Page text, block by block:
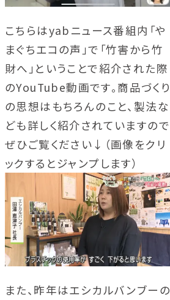
こちらはyabニュース番組内「や
まぐちエコの声」で「竹害から竹
財へ」ということで紹介された際
のYouTube動画です。商品づくり
の思想はもちろんのこと、製法な
ども詳しく紹介されていますので
ぜひご覧ください↓（画像をクリ
ックするとジャンプします）
また、昨年はエシカルバンブーの